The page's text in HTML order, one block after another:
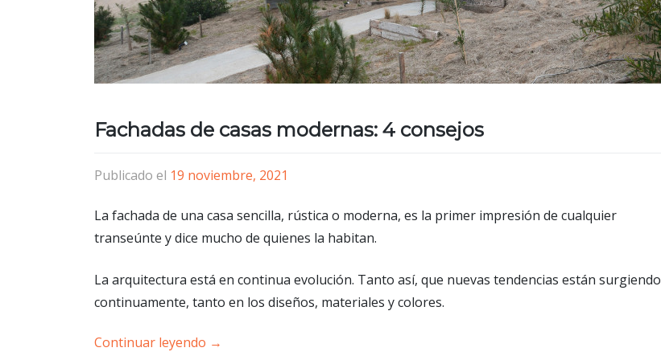
Fachadas de casas modernas: 4 consejos
Publicado el 19 noviembre, 2021
La fachada de una casa sencilla, rústica o moderna, es la primer impresión de cualquier
transeúnte y dice mucho de quienes la habitan.
La arquitectura está en continua evolución. Tanto así, que nuevas tendencias están surgiendo
continuamente, tanto en los diseños, materiales y colores.
Continuar leyendo →